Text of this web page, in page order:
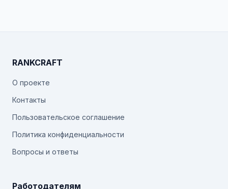
RANKCRAFT
О проекте
Контакты
Пользовательское соглашение
Политика конфиденциальности
Вопросы и ответы
Работодателям